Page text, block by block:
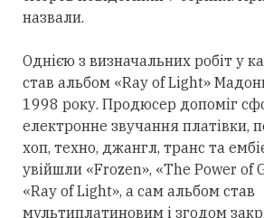
назвали.
Однією з визначальних робіт у
став альбом «Ray of Light»
1998 року. Продюсер допоміг
електронне звучання платівки,
хоп, техно, джангл, транс та
увійшли «Frozen», «The Power of
«Ray of Light», а сам альбом став
мультиплатиновим і згодом